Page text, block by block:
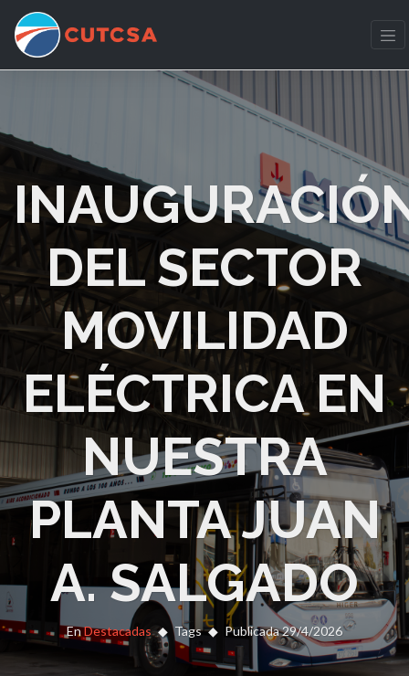
DEL SECTOR
MOVILIDAD
ELÉCTRICA EN
NUESTRA
PLANTA JUAN
A. SALGADO
EnDestacadas Tags Publicada 29/4/2026